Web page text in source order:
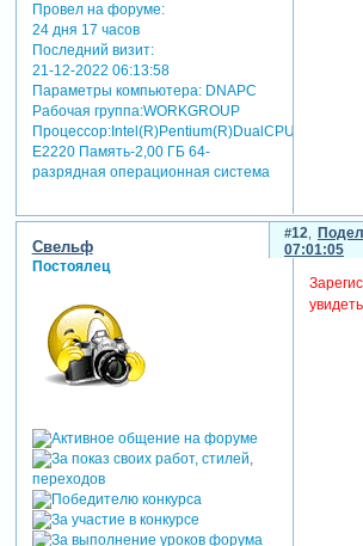
Провел на форуме:
24 дня 17 часов
Последний визит:
21-12-2022 06:13:58
Параметры компьютера:DNAPC
Рабочая группа:WORKGROUP
Процессор:Intel(R)Pentium(R)DualCPU
E2220 Память-2,00 ГБ 64-
разрядная операционная система
12
07:01:05
Свельф
Постоялец